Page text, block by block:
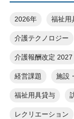
2026年 福祉用
介護テクノロジー
介護報酬改定 2027
経営課題 施設
福祉用具貸与
レクリエーション